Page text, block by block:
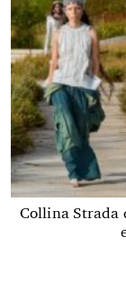
Collina Strada